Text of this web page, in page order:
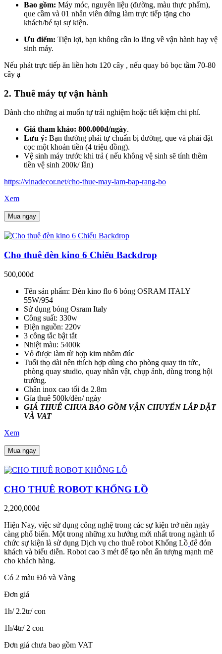
Bao gồm: Máy móc, nguyên liệu (đường, màu thực phẩm),
que cầm và 01 nhân viên đứng làm trực tiếp tặng cho
khách/bé tại sự kiện.
Ưu điểm: Tiện lợi, bạn không cần lo lắng về vận hành hay vệ
sinh máy.
Nếu phát trực tiếp ăn liền hơn 120 cây , nếu quay bỏ bọc tầm 70-80
cây ạ
2. Thuê máy tự vận hành
Dành cho những ai muốn tự trải nghiệm hoặc tiết kiệm chi phí.
Giá tham khảo: 800.000đ/ngày.
Lưu ý: Bạn thường phải tự chuẩn bị đường, que và phải đặt
cọc một khoản tiền (4 triệu đồng).
Vệ sinh máy trước khi trả ( nếu không vệ sinh sẽ tính thêm
tiền vệ sinh 200k/ lần)
https://vinadecor.net/cho-thue-may-lam-bap-rang-bo
Xem
Mua ngay
Cho thuê đèn kino 6 Chiếu Backdrop
500,000đ
Tên sản phẩm: Đèn kino flo 6 bóng OSRAM ITALY
55W/954
Sử dụng bóng Osram Italy
Công suất: 330w
Điện nguồn: 220v
3 công tắc bật tắt
Nhiệt màu: 5400k
Vỏ được làm từ hợp kim nhôm đúc
Tuổi thọ dài nên thích hợp dùng cho phòng quay tin tức,
phòng quay studio, quay nhân vật, chụp ảnh, dùng trong hội
trường.
Chân inox cao tối đa 2.8m
Gía thuê 500k/đèn/ ngày
GIÁ THUÊ CHƯA BAO GỒM VẬN CHUYỂN LẮP ĐẶT
VÀ VAT
Xem
Mua ngay
CHO THUÊ ROBOT KHỔNG LỒ
2,200,000đ
Hiện Nay, việc sử dụng công nghệ trong các sự kiện trở nên ngày
càng phổ biến. Một trong những xu hướng mới nhất trong ngành tổ
chức sự kiện là sử dụng Dịch vụ cho thuê robot Khổng Lồ để đón
khách và biểu diễn. Robot cao 3 mét để tạo nên ấn tượng mạnh mẽ
cho khách hàng.
Có 2 màu Đỏ và Vàng
Đơn giá
1h/ 2.2tr/ con
1h/4tr/ 2 con
Đơn giá chưa bao gồm VAT